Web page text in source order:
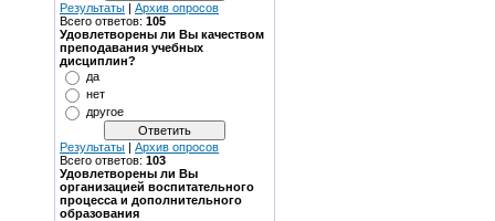
Результаты | Архив опросов
Всего ответов: 105
Удовлетворены ли Вы качеством
преподавания учебных
дисциплин?
да
нет
другое
Результаты | Архив опросов
Всего ответов: 103
Удовлетворены ли Вы
организацией воспитательного
процесса и дополнительного
образования